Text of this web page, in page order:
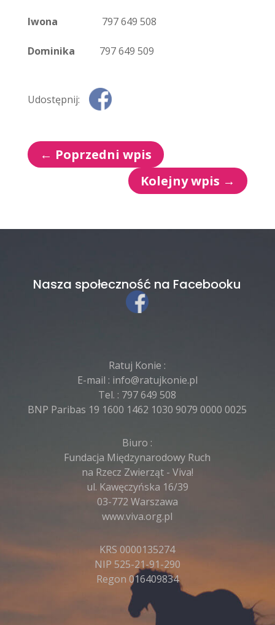
Iwona 797 649 508
Dominika 797 649 509
Udostępnij:
← Poprzedni wpis
Kolejny wpis →
Nasza społeczność na Facebooku
Ratuj Konie :
E-mail : info@ratujkonie.pl
Tel. : 797 649 508
BNP Paribas 19 1600 1462 1030 9079 0000 0025
Biuro :
Fundacja Międzynarodowy Ruch
na Rzecz Zwierząt - Viva!
ul. Kawęczyńska 16/39
03-772 Warszawa
www.viva.org.pl
KRS 0000135274
NIP 525-21-91-290
Regon 016409834